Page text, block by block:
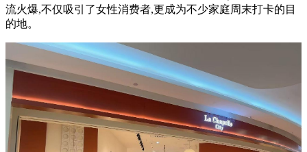
流火爆,不仅吸引了女性消费者,更成为不少家庭周末打卡的目
的地。